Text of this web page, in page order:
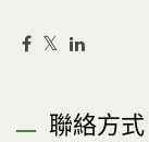
聯絡方式